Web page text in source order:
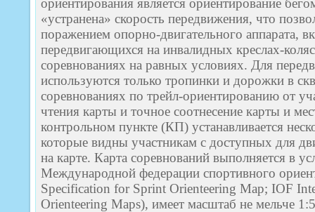
ориентирования является ориентирование
«устранена» скорость передвижения, что
поражением опорно-двигательного аппарата,
передвигающихся на инвалидных креслах-
соревнованиях на равных условиях. Для
используются только тропинки и дорожки в
соревнованиях по трейл-ориентированию от
чтения карты и точное соотнесение карты и
контрольном пункте (КП) устанавливается
которые видны участникам с доступных для
на карте. Карта соревнований выполняется в
Международной федерации спортивного
Specification for Sprint Orienteering Map; IOF
Orienteering Maps), имеет масштаб не мельче